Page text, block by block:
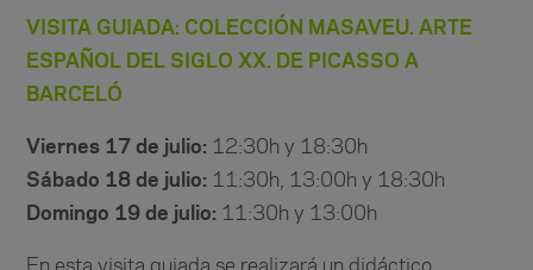
VISITA GUIADA: COLECCIÓN MASAVEU. ARTE
ESPAÑOL DEL SIGLO XX. DE PICASSO A
BARCELÓ
Viernes 17 de julio: 12:30h y 18:30h
Sábado 18 de julio: 11:30h, 13:00h y 18:30h
Domingo 19 de julio: 11:30h y 13:00h